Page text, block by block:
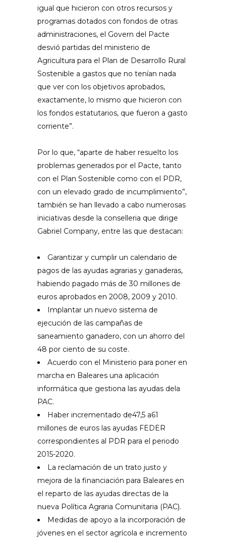
igual que hicieron con otros recursos y
programas dotados con fondos de otras
administraciones, el Govern del Pacte
desvió partidas del ministerio de
Agricultura para el Plan de Desarrollo Rural
Sostenible a gastos que no tenían nada
que ver con los objetivos aprobados,
exactamente, lo mismo que hicieron con
los fondos estatutarios, que fueron a gasto
corriente”.
Por lo que, “aparte de haber resuelto los
problemas generados por el Pacte, tanto
con el Plan Sostenible como con el PDR,
con un elevado grado de incumplimiento”,
también se han llevado a cabo numerosas
iniciativas desde la conselleria que dirige
Gabriel Company, entre las que destacan:
Garantizar y cumplir un calendario de
pagos de las ayudas agrarias y ganaderas,
habiendo pagado más de 30 millones de
euros aprobados en 2008, 2009 y 2010.
Implantar un nuevo sistema de
ejecución de las campañas de
saneamiento ganadero, con un ahorro del
48 por ciento de su coste.
Acuerdo con el Ministerio para poner en
marcha en Baleares una aplicación
informática que gestiona las ayudas dela
PAC.
Haber incrementado de47,5 a61
millones de euros las ayudas FEDER
correspondientes al PDR para el periodo
2015-2020.
La reclamación de un trato justo y
mejora de la financiación para Baleares en
el reparto de las ayudas directas de la
nueva Política Agraria Comunitaria (PAC).
Medidas de apoyo a la incorporación de
jóvenes en el sector agrícola e incremento